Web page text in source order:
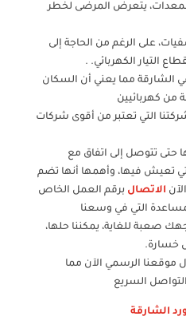
يتعرض المرضى لخطر
على الرغم من الحاجة إلى
التيار الكهربائي. .
في الشارقة مما يعني أن السكان
كهربائيين
التي تعتبر من أقوى شركات
حتى تتوصل إلى اتفاق مع
تعيش فيها، وأهمها أنها تضم
الاتصال برقم العمل الخاص
التي في وسعنا
صعبة للغاية، يمكننا حلها،
خسارة.
موقعنا الرسمي الآن مما
السريع
الشارقة